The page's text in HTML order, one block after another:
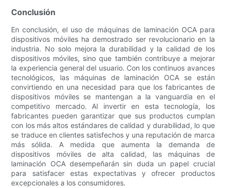
Conclusión
En conclusión, el uso de máquinas de laminación OCA para
dispositivos móviles ha demostrado ser revolucionario en la
industria. No solo mejora la durabilidad y la calidad de los
dispositivos móviles, sino que también contribuye a mejorar
la experiencia general del usuario. Con los continuos avances
tecnológicos, las máquinas de laminación OCA se están
convirtiendo en una necesidad para que los fabricantes de
dispositivos móviles se mantengan a la vanguardia en el
competitivo mercado. Al invertir en esta tecnología, los
fabricantes pueden garantizar que sus productos cumplan
con los más altos estándares de calidad y durabilidad, lo que
se traduce en clientes satisfechos y una reputación de marca
más sólida. A medida que aumenta la demanda de
dispositivos móviles de alta calidad, las máquinas de
laminación OCA desempeñarán sin duda un papel crucial
para satisfacer estas expectativas y ofrecer productos
excepcionales a los consumidores.